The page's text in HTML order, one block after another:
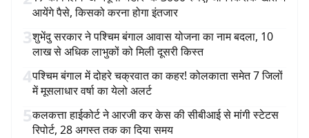
आयेंगे पैसे, किसको करना होगा इंतजार
3शुभेंदु सरकार ने पश्चिम बंगाल आवास योजना का नाम बदला, 10
लाख से अधिक लाभुकों को मिली दूसरी किस्त
4पश्चिम बंगाल में दोहरे चक्रवात का कहर! कोलकाता समेत 7 जिलों
में मूसलाधार वर्षा का येलो अलर्ट
5कलकत्ता हाईकोर्ट ने आरजी कर केस की सीबीआई से मांगी स्टेटस
रिपोर्ट, 28 अगस्त तक का दिया समय